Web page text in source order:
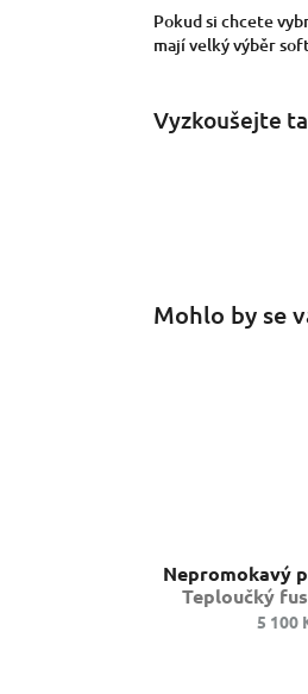
Pokud si chcete
mají velký výběr
Vyzkoušejte
Mohlo by se
Nepromokavý
Teploučký
husím
5 100